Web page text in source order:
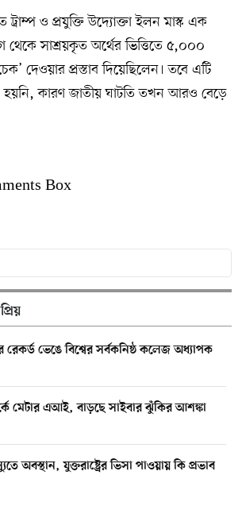
ও প্রযুক্তি উদ্যোক্তা ইলন মাস্ক এক
থেকে সাশ্রয়কৃত অর্থের ভিত্তিতে ৫,০০০
দেওয়ার প্রস্তাব দিয়েছিলেন। তবে এটি
হয়নি, কারণ জাতীয় ঘাটতি তখন আরও বেড়ে
Box
ভেঙে বিশ্বের সর্বকনিষ্ঠ কলেজ অধ্যাপক
মেটার এআই, বাড়ছে সাইবার ঝুঁকির আশঙ্কা
অবস্থান, যুক্তরাষ্ট্রের ভিসা পাওয়ায় কি প্রভাব